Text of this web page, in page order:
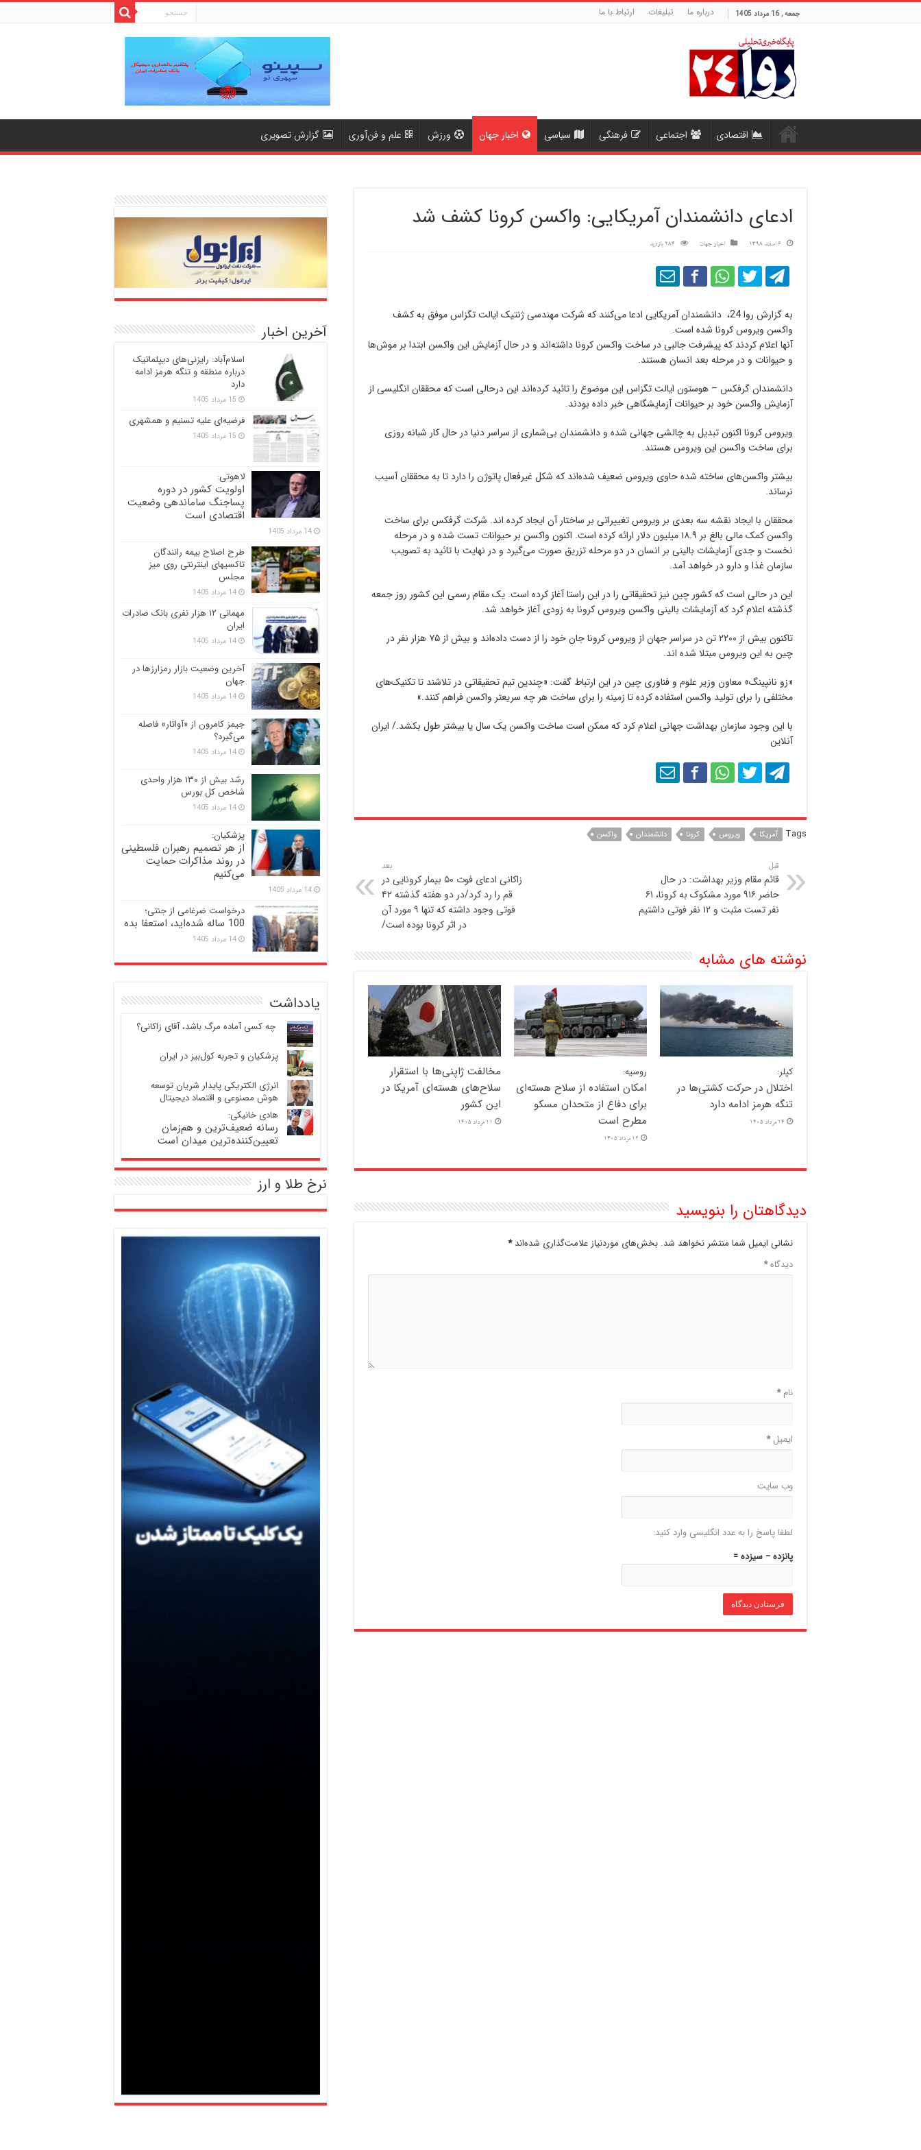
جمعه , 16 مرداد 1405 درباره ما تبلیغات ارتباط با ما
اقتصادی اجتماعی فرهنگی سیاسی اخبار جهان ورزش علم و فن‌آوری گزارش تصویری
ادعای دانشمندان آمریکایی: واکسن کرونا کشف شد
6 اسفند 1398 اخبار جهان 284 بازدید
به گزارش روا 24، دانشمندان آمریکایی ادعا می‌کنند که شرکت مهندسی ژنتیک ایالت تگزاس موفق به کشف
واکسن ویروس کرونا شده است.
آنها اعلام کردند که پیشرفت جالبی در ساخت واکسن کرونا داشته‌‌اند و در حال آزمایش این واکسن ابتدا بر موش‌ها
و حیوانات و در مرحله بعد انسان هستند.
دانشمندان گرفکس – هوستون ایالت تگزاس این موضوع را تائید کرده‌‌اند این درحالی است که محققان انگلیسی از
آزمایش واکسن خود بر حیوانات آزمایشگاهی خبر داده بودند.
ویروس کرونا اکنون تبدیل به چالشی جهانی شده و دانشمندان بی‌شماری از سراسر دنیا در حال کار شبانه روزی
برای ساخت واکسن این ویروس هستند.
بیشتر واکسن‌های ساخته شده حاوی ویروس ضعیف شده‌‌اند که شکل غیرفعال پاتوژن را دارد تا به محققان آسیب
نرساند.
محققان با ایجاد نقشه سه بعدی بر ویروس تغییراتی بر ساختار آن ایجاد کرده اند. شرکت گرفکس برای ساخت
واکسن کمک مالی بالغ بر ۱۸.۹ میلیون دلار ارائه کرده است. اکنون واکسن بر حیوانات تست شده و در مرحله
نخست و جدی آزمایشات بالینی بر انسان در دو مرحله تزریق صورت می‌گیرد و در نهایت با تائید به تصویب
سازمان غذا و دارو در خواهد آمد.
این در حالی است که کشور چین نیز تحقیقاتی را در این راستا آغاز کرده است. یک مقام رسمی این کشور روز جمعه
گذشته اعلام کرد که آزمایشات بالینی واکسن ویروس کرونا به زودی آغاز خواهد شد.
تاکنون بیش از ۲۲۰۰ تن در سراسر جهان از ویروس کرونا جان خود را از دست داده‌‌اند و بیش از ۷۵ هزار نفر در
چین به این ویروس مبتلا شده اند.
«زو نانپینگ» معاون وزیر علوم و فناوری چین در این ارتباط گفت: «چندین تیم تحقیقاتی در تلاشند تا تکنیک‌های
مختلفی را برای تولید واکسن استفاده کرده تا زمینه را برای ساخت هر چه سریعتر واکسن فراهم کنند.»
با این وجود سازمان بهداشت جهانی اعلام کرد که ممکن است ساخت واکسن یک سال یا بیشتر طول بکشد./ ایران
آنلاین
Tags آمریکا ویروس کرونا دانشمندان واکسن
قبل
قائم مقام وزير بهداشت: در حال
حاضر ۹۱۶ مورد مشکوک به کرونا، ۶۱
نفر تست مثبت و ۱۲ نفر فوتی داشتیم
بعد
زاکانی ادعای فوت ۵۰ بیمار کرونایی در
قم را رد کرد/در دو هفته گذشته ۴۲
فوتی وجود داشته که تنها ۹ مورد آن
در اثر کرونا بوده است/
نوشته های مشابه
کپلر:
اختلال در حرکت کشتی‌ها در
تنگه هرمز ادامه دارد
14 مرداد 1405
روسیه:
امکان استفاده از سلاح هسته‌ای
برای دفاع از متحدان مسکو
مطرح است
12 مرداد 1405
مخالفت ژاپنی‌ها با استقرار
سلاح‌های هسته‌ای آمریکا در
این کشور
11 مرداد 1405
دیدگاهتان را بنویسید
نشانی ایمیل شما منتشر نخواهد شد. بخش‌های موردنیاز علامت‌گذاری شده‌اند*
دیدگاه*
نام*
ایمیل*
وب‌ سایت
لطفا پاسخ را به عدد انگلیسی وارد کنید:
پانزده − سیزده =
آخرین اخبار
اسلام‌آباد: رایزنی‌های دیپلماتیک
درباره منطقه و تنگه هرمز ادامه
دارد
15 مرداد 1405
فرضیه‌ای علیه تسنیم و همشهری
15 مرداد 1405
لاهوتی:
اولویت کشور در دوره
پساجنگ ساماندهی وضعیت
اقتصادی است
14 مرداد 1405
طرح اصلاح بیمه رانندگان
تاکسیهای اینترنتی روی میز
مجلس
14 مرداد 1405
مهمانی ۱۲ هزار نفری بانک صادرات
ایران
14 مرداد 1405
آخرین وضعیت بازار رمزارزها در
جهان
14 مرداد 1405
جیمز کامرون از «آواتار» فاصله
می‌گیرد؟
14 مرداد 1405
رشد بیش از ۱۳۰ هزار واحدی
شاخص کل بورس
14 مرداد 1405
پزشکیان:
از هر تصمیم رهبران فلسطینی
در روند مذاکرات حمایت
می‌کنیم
14 مرداد 1405
درخواست ضرغامی از جنتی؛
100 ساله شده‌اید، استعفا بده
14 مرداد 1405
یادداشت
‍ چه کسی آماده مرگ باشد، آقای زاکانی؟
پزشکیان و تجربه کول‌بیز در ایران
انرژی الکتریکی پایدار شریان توسعه
هوش مصنوعی و اقتصاد دیجیتال
هادی خانیکی:
رسانه ضعیف‌ترین و هم‌زمان
تعیین‌کننده‌ترین میدان است
نرخ طلا و ارز